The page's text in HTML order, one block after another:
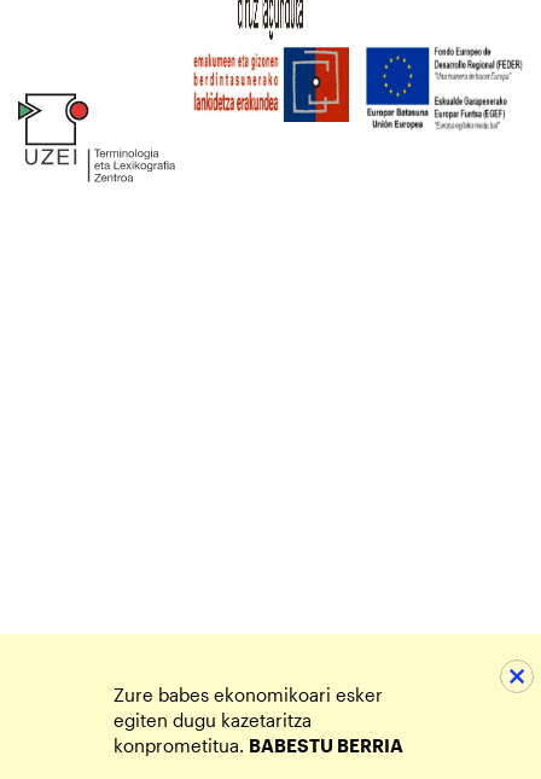
Zure babes ekonomikoari esker
egiten dugu kazetaritza
konprometitua. BABESTU BERRIA